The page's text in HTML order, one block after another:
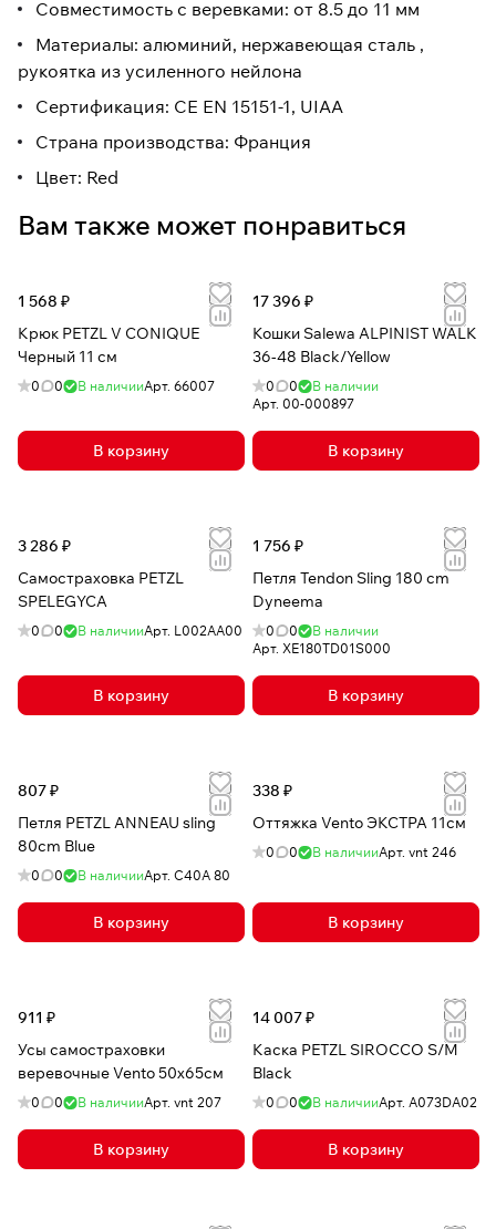
Совместимость с веревками: от 8.5 до 11 мм
Материалы: алюминий, нержавеющая сталь ,
рукоятка из усиленного нейлона
Сертификация: CE EN 15151-1, UIAA
Страна производства: Франция
Цвет: Red
Вам также может понравиться
1 568 ₽
Крюк PETZL V CONIQUE
Черный 11 см
0 0 В наличииАрт. 66007
В корзину
17 396 ₽
Кошки Salewa ALPINIST WALK
36-48 Black/Yellow
0 0
В наличии
Арт. 00-000897
В корзину
3 286 ₽
Самостраховка PETZL
SPELEGYCA
0 0 В наличииАрт. L002AA00
В корзину
1 756 ₽
Петля Tendon Sling 180 cm
Dyneema
0 0
В наличии
Арт. XE180TD01S000
В корзину
807 ₽
Петля PETZL ANNEAU sling
80cm Blue
0 0 В наличииАрт. C40A 80
В корзину
338 ₽
Оттяжка Vento ЭКСТРА 11см
0 0 В наличииАрт. vnt 246
В корзину
911 ₽
Усы самостраховки
веревочные Vento 50х65см
0 0 В наличииАрт. vnt 207
В корзину
14 007 ₽
Каска PETZL SIROCCO S/M
Black
0 0 В наличииАрт. A073DA02
В корзину